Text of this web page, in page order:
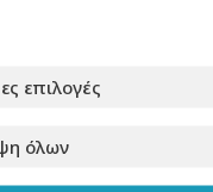
επιλογές
όλων
[ΘΕΛΩ
Με την εγγραφή σου,